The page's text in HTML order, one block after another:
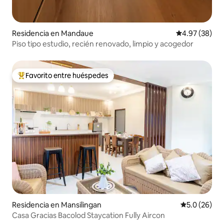
Residencia en Mandaue Calificación
4.97 (38)
Piso tipo estudio, recién renovado, limpio y acogedor
De los mejores en Favorito entre huéspedes
Favorito entre huéspedes
Residencia en Mansilingan Calificación
5.0 (26)
Casa Gracias Bacolod Staycation Fully Aircon